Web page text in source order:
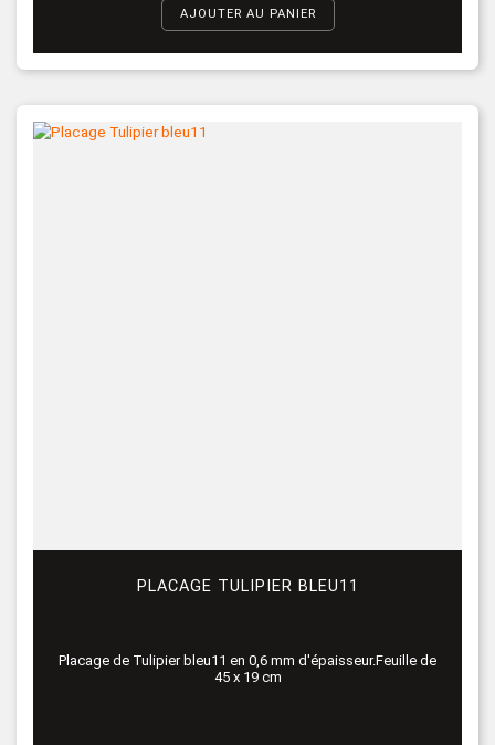
AJOUTER AU PANIER
PLACAGE TULIPIER BLEU11
Placage de Tulipier bleu11 en 0,6 mm d'épaisseur.Feuille de
45 x 19 cm